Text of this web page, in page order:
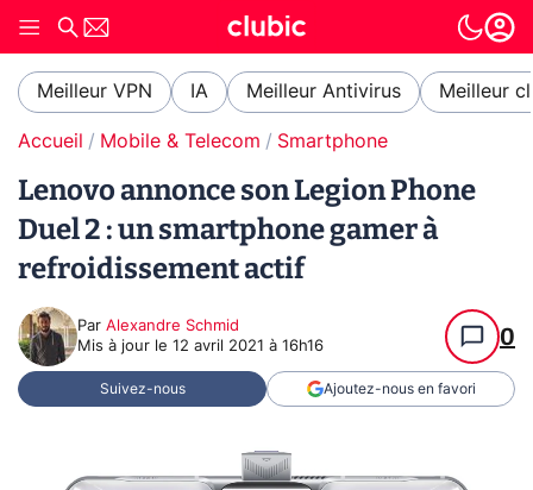
Meilleur VPN IA Meilleur Antivirus Meilleur
Accueil Mobile & Telecom Smartphone
Lenovo annonce son Legion Phone
Duel 2 : un smartphone gamer à
refroidissement actif
Par Alexandre Schmid
Mis à jour le 12 avril 2021 à 16h16 0
Suivez-nous Ajoutez-nous en favori